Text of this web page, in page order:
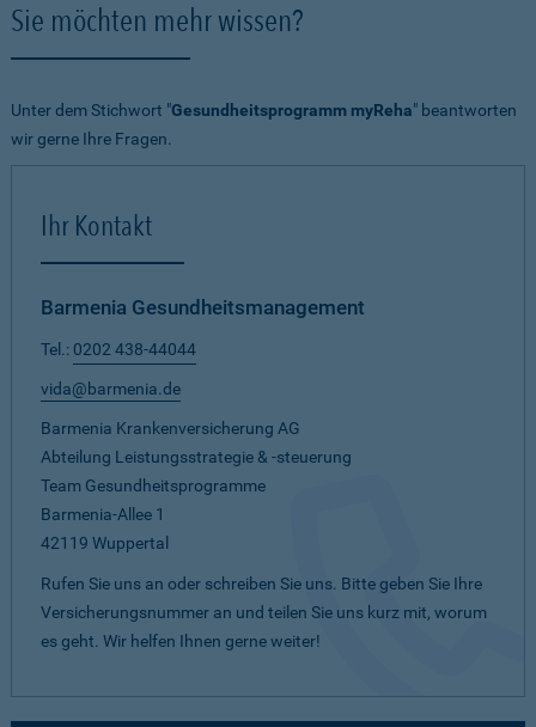
Sie möchten mehr wissen?
Unter dem Stichwort "Gesundheitsprogramm myReha" beantworten
wir gerne Ihre Fragen.
Ihr Kontakt
Barmenia Gesundheitsmanagement
Tel.: 0202 438-44044
vida@barmenia.de
Barmenia Krankenversicherung AG
Abteilung Leistungsstrategie & -steuerung
Team Gesundheitsprogramme
Barmenia-Allee 1
42119 Wuppertal
Rufen Sie uns an oder schreiben Sie uns. Bitte geben Sie Ihre
Versicherungsnummer an und teilen Sie uns kurz mit, worum
es geht. Wir helfen Ihnen gerne weiter!